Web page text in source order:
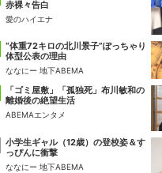
赤裸々告白
愛のハイエナ
“体重72キロの北川景子”ぽっちゃり
体型公表の理由
ななにー 地下ABEMA
「ゴミ屋敷」「孤独死」布川敏和の
離婚後の絶望生活
ABEMAエンタメ
小学生ギャル（12歳）の登校姿＆す
っぴんに衝撃
ななにー 地下ABEMA